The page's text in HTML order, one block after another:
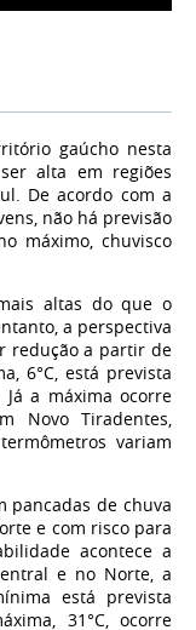
gaúcho nesta
alta em regiões
De acordo com a
não há previsão
máximo, chuvisco
altas do que o
a perspectiva
redução a partir de
6°C, está prevista
Já a máxima ocorre
Novo Tiradentes,
variam
pancadas de chuva
e com risco para
acontece a
e no Norte, a
está prevista
31°C, ocorre